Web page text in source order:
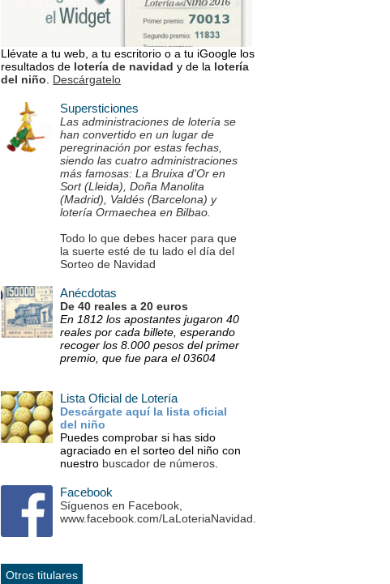
Llévate a tu web, a tu escritorio o a tu iGoogle los
resultados de lotería de navidad y de la lotería
del niño
Descárgatelo
Supersticiones
Las administraciones de lotería se
han convertido en un lugar de
peregrinación por estas fechas,
siendo las cuatro administraciones
más famosas: La Bruixa d'Or en
Sort (Lleida), Doña Manolita
(Madrid), Valdés (Barcelona) y
lotería Ormaechea en Bilbao.
Todo lo que debes hacer para que
la suerte esté de tu lado el día del
Sorteo de Navidad
Anécdotas
De 40 reales a 20 euros
En 1812 los apostantes jugaron 40
reales por cada billete, esperando
recoger los 8.000 pesos del primer
premio, que fue para el 03604
Lista Oficial de Lotería
Descárgate aquí la lista oficial
del niño
Puedes comprobar si has sido
agraciado en el sorteo del niño con
nuestro buscador de números
Facebook
Síguenos en Facebook,
www.facebook.com/LaLoteriaNavidad.
Otros titulares